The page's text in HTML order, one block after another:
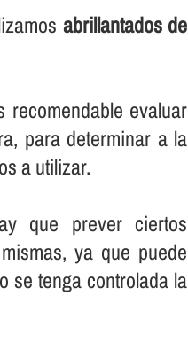
abrillantados de
evaluar
para determinar a la
a utilizar.
que prever ciertos
ya que puede
se tenga controlada la